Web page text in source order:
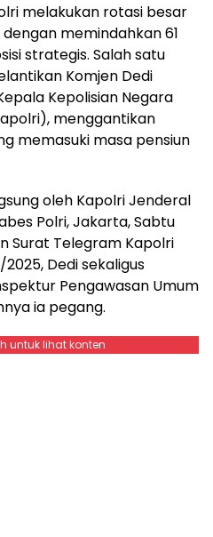
melakukan rotasi besar
memindahkan 61
strategis. Salah satu
Komjen Dedi
Kepolisian Negara
menggantikan
memasuki masa pensiun
oleh Kapolri Jenderal
Polri, Jakarta, Sabtu
Surat Telegram Kapolri
Dedi sekaligus
Pengawasan Umum
ia pegang.
untuk lihat konten